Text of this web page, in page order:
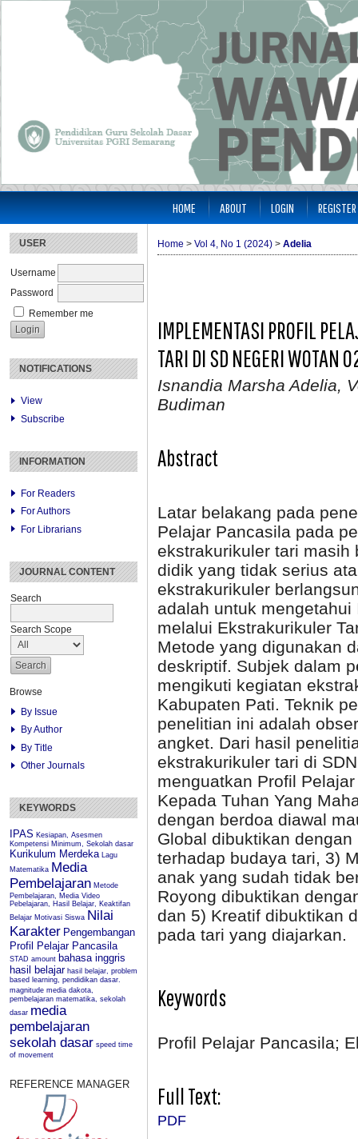
USER
Username
Password
Remember me
NOTIFICATIONS
View
Subscribe
INFORMATION
For Readers
For Authors
For Librarians
JOURNAL CONTENT
Search
Search Scope
Browse
By Issue
By Author
By Title
Other Journals
KEYWORDS
IPAS Kesiapan, Asesmen
Kompetensi Minimum, Sekolah dasar
Kurikulum Merdeka Lagu
Matematika Media
Pembelajaran Metode
Pembelajaran, Media Video
Pebelajaran, Hasil Belajar, Keaktifan
Belajar Motivasi Siswa Nilai
Karakter Pengembangan
Profil Pelajar Pancasila
STAD amount bahasa inggris
hasil belajar hasil belajar, problem
based learning, pendidikan dasar.
magnitude media dakota,
pembelajaran matematika, sekolah
dasar media
pembelajaran
sekolah dasar speed time
of movement
REFERENCE MANAGER
HOME ABOUT LOGIN REGISTER
Home > Vol 4, No 1 (2024) > Adelia
IMPLEMENTASI PROFIL
TARI DI SD NEGERI WOTAN
Isnandia Marsha Adelia,
Budiman
Abstract
Latar belakang pada
Pelajar Pancasila pada
ekstrakurikuler tari masih
didik yang tidak serius
ekstrakurikuler
adalah untuk
melalui Ekstrakurikuler
Metode yang digunakan
deskriptif. Subjek dalam
mengikuti kegiatan
Kabupaten Pati. Teknik
penelitian ini adalah
angket. Dari hasil
ekstrakurikuler tari di
menguatkan Profil
Kepada Tuhan Yang
dengan berdoa diawal
Global dibuktikan
terhadap budaya tari, 3)
anak yang sudah tidak
Royong dibuktikan
dan 5) Kreatif dibuktikan
pada tari yang diajarkan.
Keywords
Profil Pelajar Pancasila;
Full Text:
PDF